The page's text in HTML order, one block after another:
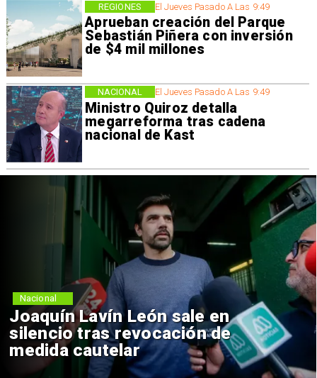
El Jueves Pasado A Las 9:49
Aprueban creación del Parque
Sebastián Piñera con inversión
de $4 mil millones
REGIONES
El Jueves Pasado A Las 9:49
Ministro Quiroz detalla
megarreforma tras cadena
nacional de Kast
NACIONAL
Joaquín Lavín León sale en
silencio tras revocación de
medida cautelar
Nacional